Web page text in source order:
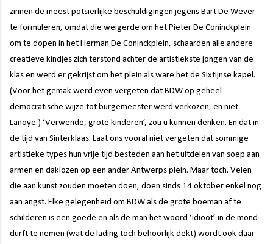
zinnen de meest potsierlijke beschuldigingen jegens Bart De Wever
te formuleren, omdat die weigerde om het Pieter De Coninckplein
om te dopen in het Herman De Coninckplein, schaarden alle andere
creatieve kindjes zich terstond achter de artistiekste jongen van de
klas en werd er gekrijst om het plein als ware het de Sixtijnse kapel.
(Voor het gemak werd even vergeten dat BDW op geheel
democratische wijze tot burgemeester werd verkozen, en niet
Lanoye.) ‘Verwende, grote kinderen’, zou u kunnen denken. En dat in
de tijd van Sinterklaas. Laat ons vooral niet vergeten dat sommige
artistieke types hun vrije tijd besteden aan het uitdelen van soep aan
armen en daklozen op een ander Antwerps plein. Maar toch. Velen
die aan kunst zouden moeten doen, doen sinds 14 oktober enkel nog
aan angst. Elke gelegenheid om BDW als de grote boeman af te
schilderen is een goede en als de man het woord ‘idioot’ in de mond
durft te nemen (wat de lading toch behoorlijk dekt) wordt ook daar